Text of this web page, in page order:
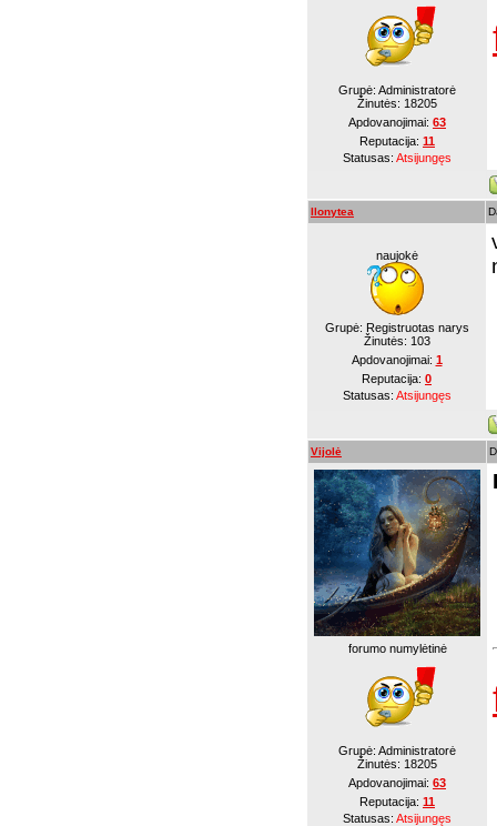
Grupė: Administratorė
Žinutės: 18205
Apdovanojimai: 63
Reputacija: 11
Statusas: Atsijungęs
Ilonytea
naujokė
Grupė: Registruotas narys
Žinutės: 103
Apdovanojimai: 1
Reputacija: 0
Statusas: Atsijungęs
Vijolė
forumo numylėtinė
Grupė: Administratorė
Žinutės: 18205
Apdovanojimai: 63
Reputacija: 11
Statusas: Atsijungęs